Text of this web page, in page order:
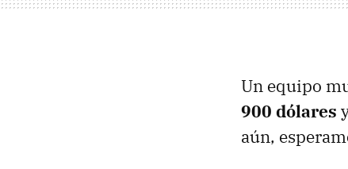
Un equipo
900 dólares
aún,